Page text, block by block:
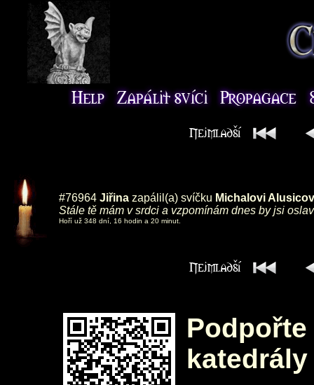
#76964 Jiřina zapálil(a) svíčku Michalovi
Stále tě mám v srdci a vzpomínám dnes by jsi
Hoří už 348 dní, 16 hodin a 20 minut.
katedrály